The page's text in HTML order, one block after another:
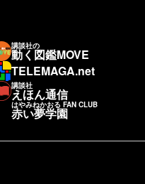
講談社の
動く図鑑MOVE
TELEMAGA.net
講談社
えほん通信
はやみねかおる FAN CLUB
赤い夢学園